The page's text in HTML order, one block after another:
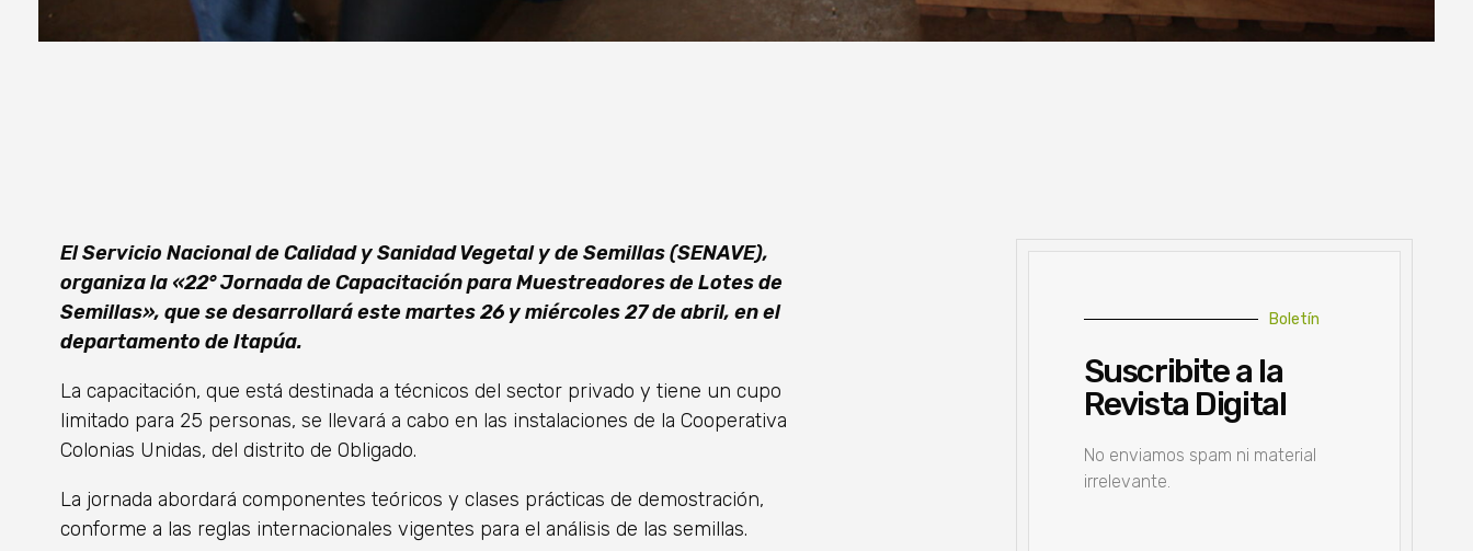
El Servicio Nacional de Calidad y Sanidad Vegetal y de Semillas (SENAVE),
organiza la «22° Jornada de Capacitación para Muestreadores de Lotes de
Semillas», que se desarrollará este martes 26 y miércoles 27 de abril, en el
departamento de Itapúa.
La capacitación, que está destinada a técnicos del sector privado y tiene un cupo
limitado para 25 personas, se llevará a cabo en las instalaciones de la Cooperativa
Colonias Unidas, del distrito de Obligado.
La jornada abordará componentes teóricos y clases prácticas de demostración,
conforme a las reglas internacionales vigentes para el análisis de las semillas.
Boletín
Suscribite a la
Revista Digital
No enviamos spam ni material
irrelevante.